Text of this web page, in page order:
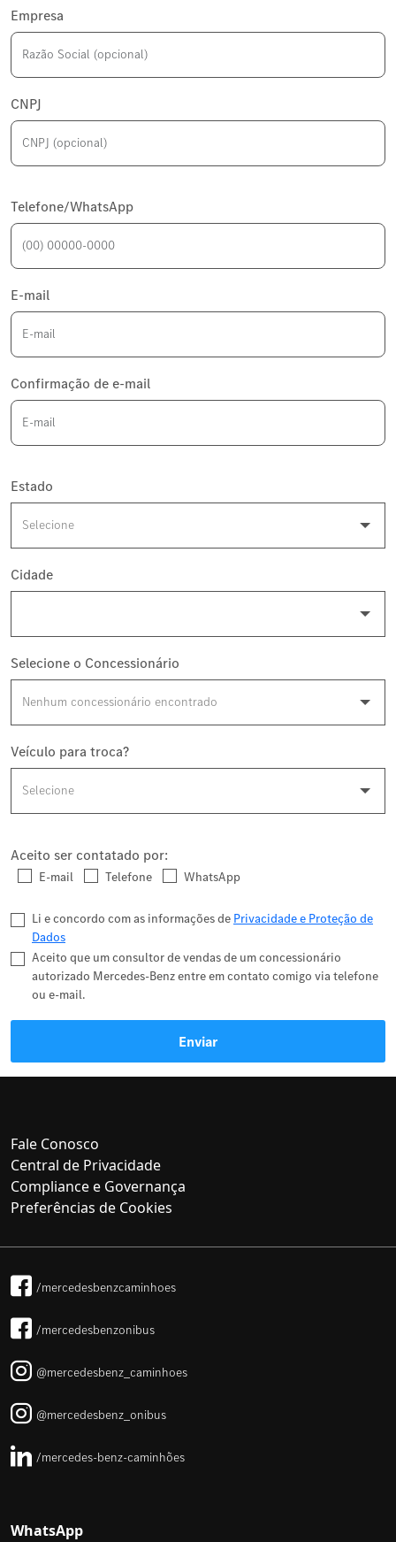
Empresa
CNPJ
Telefone/WhatsApp
E-mail
Confirmação de e-mail
Estado
Cidade
Selecione o Concessionário
Veículo para troca?
Aceito ser contatado por:
E-mail Telefone WhatsApp
Li e concordo com as informações de Privacidade e Proteção de
Dados
Aceito que um consultor de vendas de um concessionário
autorizado Mercedes-Benz entre em contato comigo via telefone
ou e-mail.
Enviar
Fale Conosco
Central de Privacidade
Compliance e Governança
Preferências de Cookies
/mercedesbenzcaminhoes
/mercedesbenzonibus
@mercedesbenz_caminhoes
@mercedesbenz_onibus
/mercedes-benz-caminhões
WhatsApp